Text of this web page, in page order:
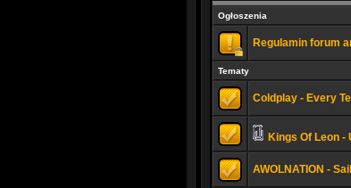
Ogłoszenia
Regulamin forum
Tematy
Coldplay - Every
Kings Of Leon -
AWOLNATION - Sail